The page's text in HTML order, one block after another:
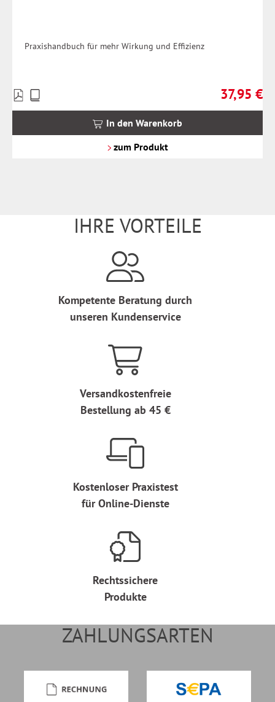
Praxishandbuch für mehr Wirkung und Effizienz
Regulärer
37,95 €
Preise
inkl.
In den Warenkorb
zum Produkt
IHRE VORTEILE
Kompetente Beratung durch
unseren Kundenservice
Versandkostenfreie
Bestellung ab 45 €
Kostenloser Praxistest
für Online-Dienste
Rechtssichere
Produkte
ZAHLUNGSARTEN